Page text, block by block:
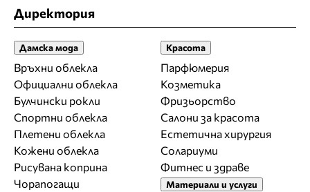
Директория
Дамска мода
Връхни облекла
Официални облекла
Булчински рокли
Спортни облекла
Плетени облекла
Кожени облекла
Рисувана коприна
Чорапогащи
Красота
Парфюмерия
Козметика
Фризьорство
Салони за красота
Естетична хирургия
Солариуми
Фитнес и здраве
Материали и услуги